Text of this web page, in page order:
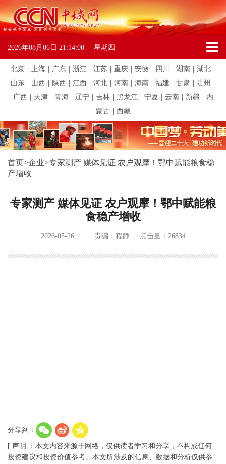
2026年08月06日 21:14:08 星期四
北京 上海 广东 浙江 江苏 重庆 安徽 四川 湖南 湖北
山东
山西 陕西 江西 河北 河南 海南 福建 甘肃 贵州
广西
天津 青海 辽宁 吉林 黑龙江 宁夏 云南 新疆
内
蒙古
西藏
首页>企业>专家测产 媒体见证 农户观摩！鄂中赋能粮食稳
产增收
专家测产 媒体见证 农户观摩！鄂中赋能粮
食稳产增收
2026-05-26 责编：程静 点击量：26834
分享到：
[ 声明 ：本文内容来源于网络，仅供读者学习和分享，不构成任何
投资建议和投资价值参考。本文所涉及的信息、数据和分析仅供参